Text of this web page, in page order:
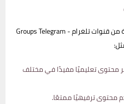
الموقع يقدم مجموعة متنوعة من قنوات تلغرام - Groups Telegram
محتوى تعليميًا مفيدًا في مختلف
محتوى ترفيهيًا ممتعًا.